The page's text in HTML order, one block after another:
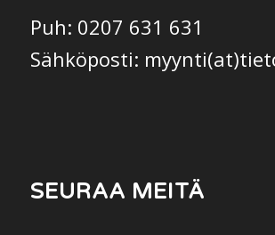
Puh: 0207 631 631
Sähköposti:
SEURAA MEITÄ